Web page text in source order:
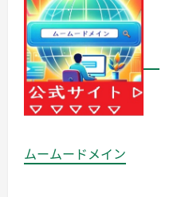
ムームードメイン